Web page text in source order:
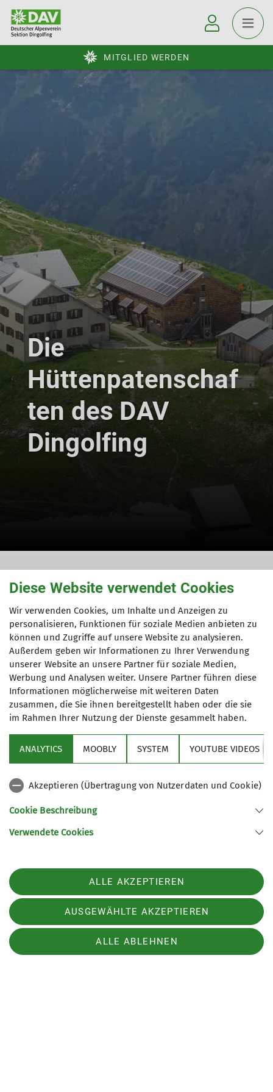
MITGLIED WERDEN
Die
Hüttenpatenschaf
ten des DAV
Dingolfing
Hüttenpatenschaften
Da der DAV Dingolfing keine eigene Hütte betreibt
aber bei Touren Hütten anderer Sektion nutzt,
gibt es eineHüttenumlage, die im
Mitgliedsbeitrag der Sektion enthalten ist. Dieser
Betrag geht zu gleichen Teilen an die Sektion
Landshut undStraubing
Geraer Hütte
Straubinger Haus
Bundesverband
Service
Diese Website verwendet Cookies
Wir verwenden Cookies, um Inhalte und Anzeigen zu
personalisieren, Funktionen für soziale Medien anbieten zu
können und Zugriffe auf unsere Website zu analysieren.
Außerdem geben wir Informationen zu Ihrer Verwendung
unserer Website an unsere Partner für soziale Medien,
Werbung und Analysen weiter. Unsere Partner führen diese
Informationen möglicherweise mit weiteren Daten
zusammen, die Sie ihnen bereitgestellt haben oder die sie
im Rahmen Ihrer Nutzung der Dienste gesammelt haben.
ANALYTICS MOOBLY SYSTEM YOUTUBE VIDEOS
Akzeptieren (Übertragung von Nutzerdaten und Cookie)
Cookie Beschreibung
Verwendete Cookies
ALLE AKZEPTIEREN
AUSGEWÄHLTE AKZEPTIEREN
ALLE ABLEHNEN